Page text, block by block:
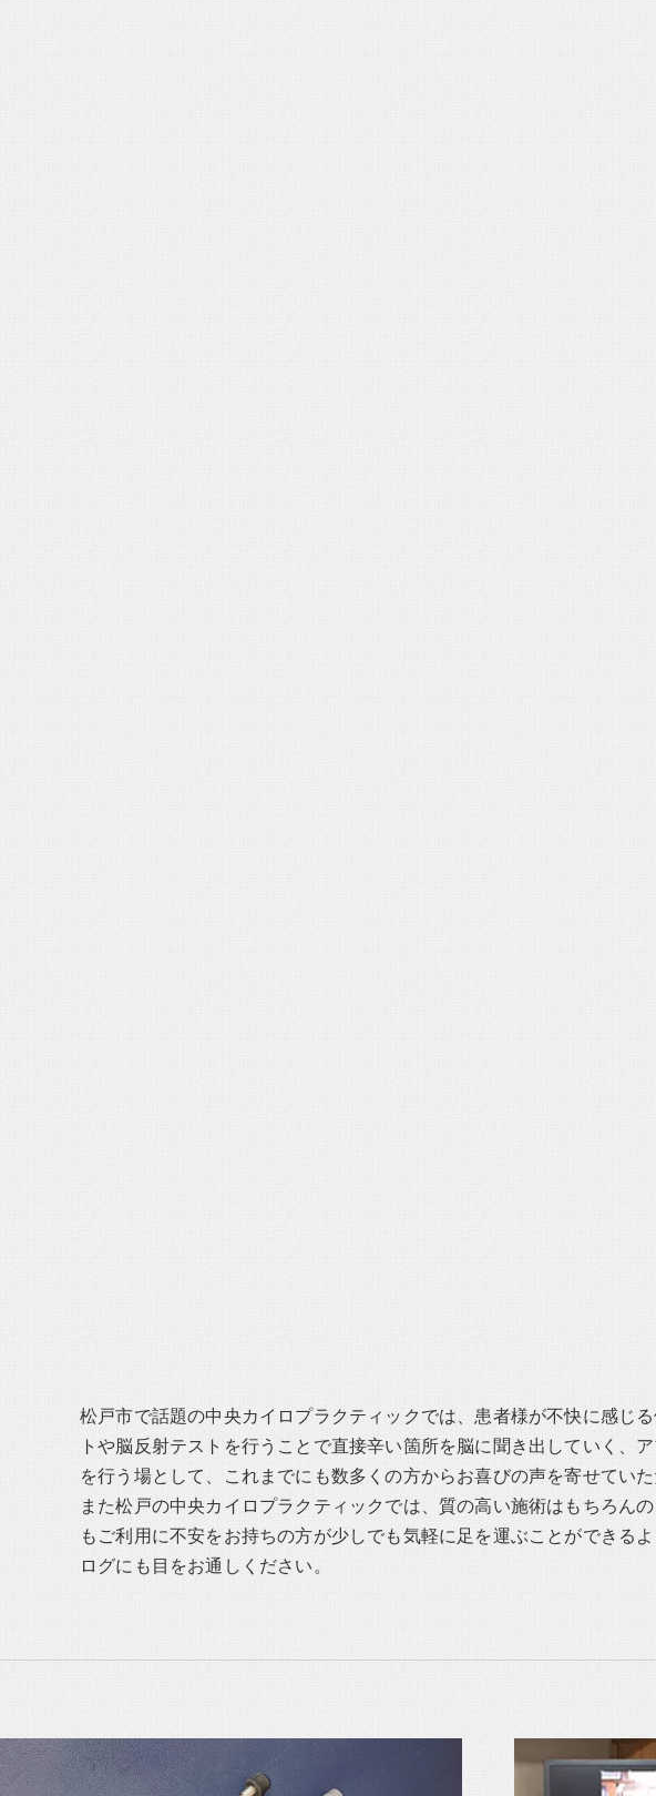
松戸市で話題の中央カイロプラクティックでは、患者様が不快に感じ
トや脳反射テストを行うことで直接辛い箇所を脳に聞き出していく
を行う場として、これまでにも数多くの方からお喜びの声を寄せていた
また松戸の中央カイロプラクティックでは、質の高い施術はもちろん
もご利用に不安をお持ちの方が少しでも気軽に足を運ぶことができる
ログにも目をお通しください。